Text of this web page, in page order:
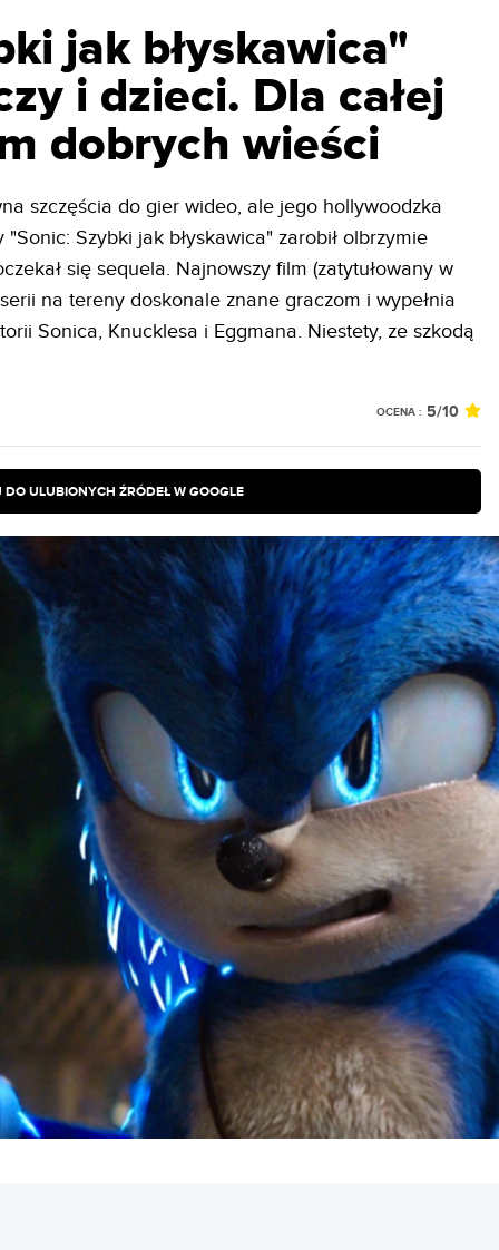
jak błyskawica"
i dzieci. Dla całej
dobrych wieści
szczęścia do gier wideo, ale jego hollywoodzka
Szybki jak błyskawica" zarobił olbrzymie
się sequela. Najnowszy film (zatytułowany w
na tereny doskonale znane graczom i wypełnia
Sonica, Knucklesa i Eggmana. Niestety, ze szkodą
OCENA : 5/10
DO ULUBIONYCH ŹRÓDEŁ W GOOGLE